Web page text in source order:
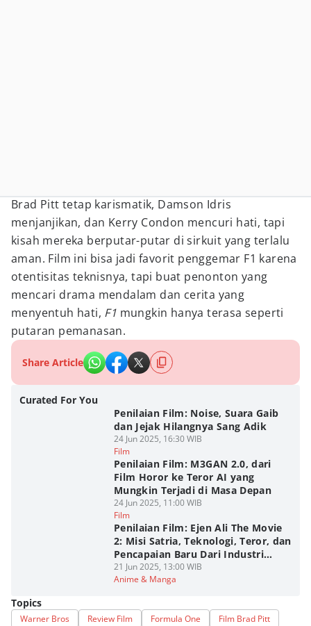
Brad Pitt tetap karismatik, Damson Idris
menjanjikan, dan Kerry Condon mencuri hati, tapi
kisah mereka berputar-putar di sirkuit yang terlalu
aman. Film ini bisa jadi favorit penggemar F1 karena
otentisitas teknisnya, tapi buat penonton yang
mencari drama mendalam dan cerita yang
menyentuh hati, F1 mungkin hanya terasa seperti
putaran pemanasan.
Share Article
Curated For You
Penilaian Film: Noise, Suara Gaib
dan Jejak Hilangnya Sang Adik
24 Jun 2025, 16:30 WIB
Film
Penilaian Film: M3GAN 2.0, dari
Film Horor ke Teror AI yang
Mungkin Terjadi di Masa Depan
24 Jun 2025, 11:00 WIB
Film
Penilaian Film: Ejen Ali The Movie
2: Misi Satria, Teknologi, Teror, dan
Pencapaian Baru Dari Industri
Animasi Malaysia
21 Jun 2025, 13:00 WIB
Anime & Manga
Topics
Warner Bros Review Film Formula One
Film Brad Pitt